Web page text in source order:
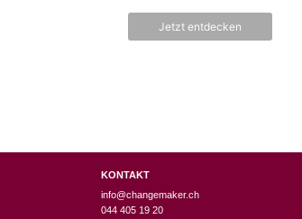
Jetzt entdecken
KONTAKT
info@changemaker.ch
044 405 19 20